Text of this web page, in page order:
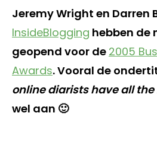
Jeremy Wright en Darren
InsideBlogging hebben de
geopend voor de 2005
Awards. Vooral de
online diarists have all the
wel aan 🙂